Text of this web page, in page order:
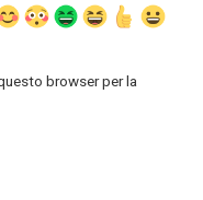
browser per la